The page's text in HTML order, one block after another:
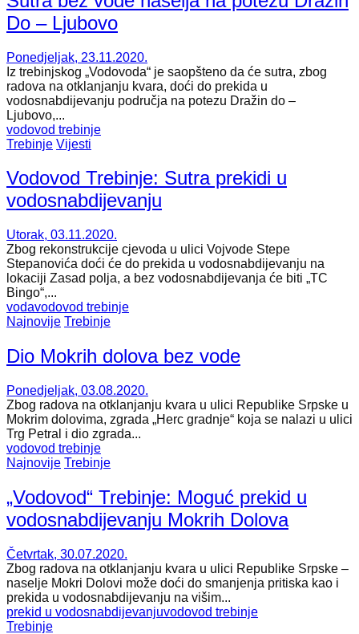
Do – Ljubovo
Ponedjeljak, 23.11.2020.
Iz trebinjskog „Vodovoda“ je saopšteno da će sutra, zbog
radova na otklanjanju kvara, doći do prekida u
vodosnabdijevanju područja na potezu Dražin do –
Ljubovo,...
vodovod trebinje
Trebinje Vijesti
Vodovod Trebinje: Sutra prekidi u
vodosnabdijevanju
Utorak, 03.11.2020.
Zbog rekonstrukcije cjevoda u ulici Vojvode Stepe
Stepanovića doći će do prekida u vodosnabdijevanju na
lokaciji Zasad polja, a bez vodosnabdijevanja će biti „TC
Bingo“,...
vodavodovod trebinje
Najnovije Trebinje
Dio Mokrih dolova bez vode
Ponedjeljak, 03.08.2020.
Zbog radova na otklanjanju kvara u ulici Republike Srpske u
Mokrim dolovima, zgrada „Herc gradnje“ koja se nalazi u ulici
Trg Petral i dio zgrada...
vodovod trebinje
Najnovije Trebinje
„Vodovod“ Trebinje: Moguć prekid u
vodosnabdijevanju Mokrih Dolova
Četvrtak, 30.07.2020.
Zbog radova na otklanjanju kvara u ulici Republike Srpske –
naselje Mokri Dolovi može doći do smanjenja pritiska kao i
prekida u vodosnabdijevanju na višim...
prekid u vodosnabdijevanjuvodovod trebinje
Trebinje